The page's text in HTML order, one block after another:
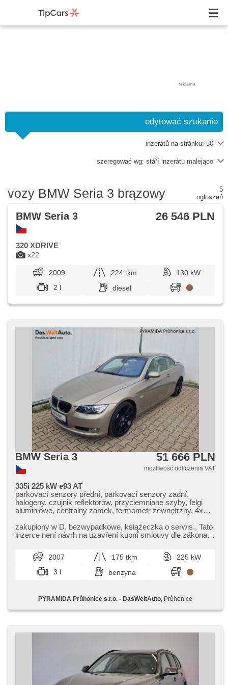
reklama
edytować szukanie
inzerátů na stránku: 50
szeregować wg: stáří inzerátu malejąco
vozy BMW Seria 3 brązowy
5
ogłoszeń
x22
BMW Seria 3 26 546 PLN
320 XDRIVE
2009 224 tkm
130 kW
2 l
diesel
BMW Seria 3 51 666 PLN
możliwość odliczenia VAT
335i 225 kW e93 AT
parkovací senzory přední, parkovací senzory zadní,
halogeny, czujnik reflektorów, przyciemniane szyby, felgi
aluminiowe, centralny zamek, termometr zewnętrzny, 4x
poduszka powietrzna kierowcy, zamykanie centralne -
zdalne, przeciwpoślizgowy system kół (ASR), stabilizacja
wspomaganie układu kierowniczego, tempomat, radio
fabryczne, el. lusterka, el. składane lusterka, el. opuszczane
przednie szyby, immobilizer, klimatronic, skórzana
tapicerka, zadní loketní opěrka, malý kožený paket,
reflektorów, podgrzewane fotele, přední pohon, automat
zakupiony w D,​ bezwypadkowe,​ książeczka o serwis.,​ Tato
inzerce není návrh na uzavření kupní smlouvy dle zákona
2007 175 tkm
225 kW
3 l
benzyna
PYRAMIDA Průhonice s.r.o. - DasWeltAuto , Průhonice